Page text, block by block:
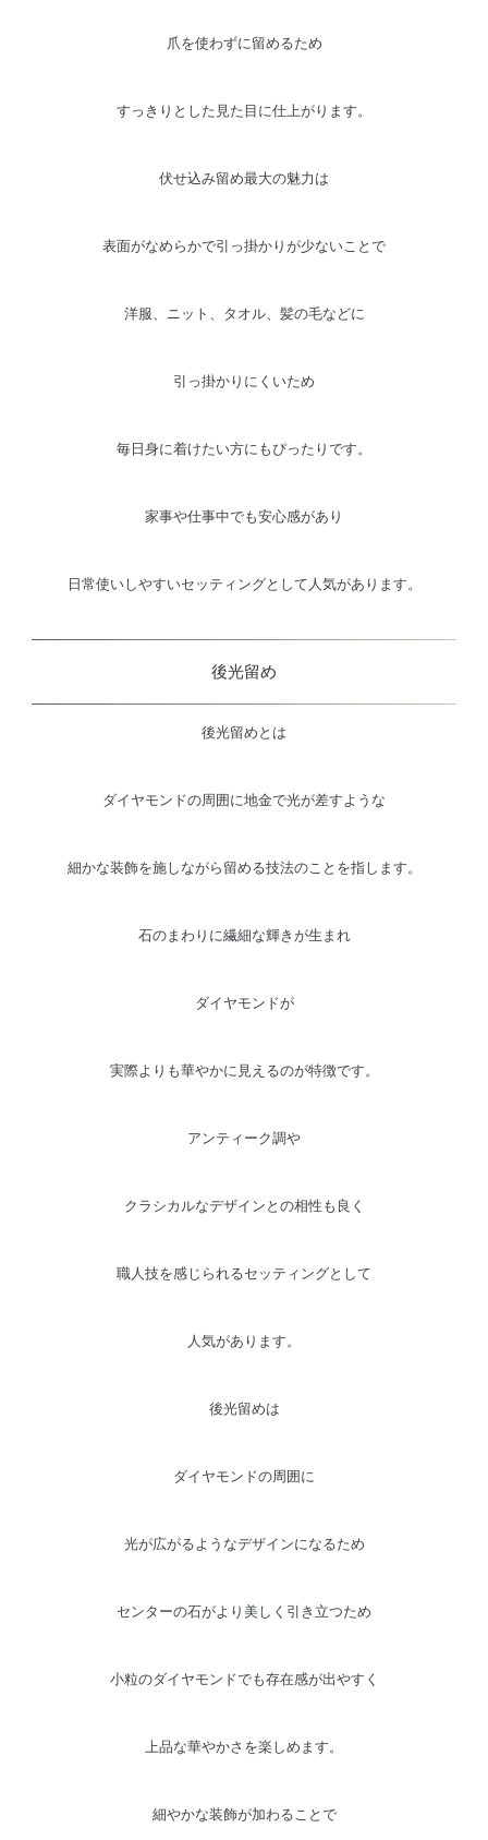
爪を使わずに留めるため
すっきりとした見た目に仕上がります。
伏せ込み留め最大の魅力は
表面がなめらかで引っ掛かりが少ないことで
洋服、ニット、タオル、髪の毛などに
引っ掛かりにくいため
毎日身に着けたい方にもぴったりです。
家事や仕事中でも安心感があり
日常使いしやすいセッティングとして人気があります。
後光留め
後光留めとは
ダイヤモンドの周囲に地金で光が差すような
細かな装飾を施しながら留める技法のことを指します。
石のまわりに繊細な輝きが生まれ
ダイヤモンドが
実際よりも華やかに見えるのが特徴です。
アンティーク調や
クラシカルなデザインとの相性も良く
職人技を感じられるセッティングとして
人気があります。
後光留めは
ダイヤモンドの周囲に
光が広がるようなデザインになるため
センターの石がより美しく引き立つため
小粒のダイヤモンドでも存在感が出やすく
上品な華やかさを楽しめます。
細やかな装飾が加わることで